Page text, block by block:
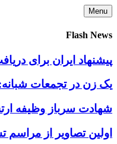
Skip
to
content
Menu
Flash News
پیشنهاد ایران برای
یک زن در تجمعات
شهادت سرباز وظیفه
اولین تصاویر از مراسم